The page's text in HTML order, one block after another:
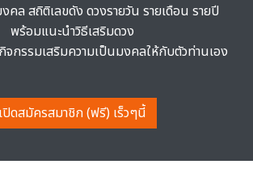
คล สถิติเลขดัง ดวงรายวัน รายเดือน รายปี
พร้อมแนะนำวิธีเสริมดวง
จกรรมเสริมความเป็นมงคลให้กับตัวท่านเอง
เปิดสมัครสมาชิก (ฟรี) เร็วๆนี้